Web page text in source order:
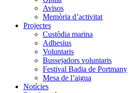
Avisos
Memòria d’activitat
Projectes
Custòdia marina
Adhesius
Voluntaris
Bussejadors voluntaris
Festival Badia de Portmany
Mesa de l’aigua
Notícies